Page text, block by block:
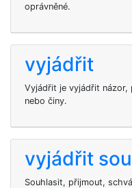
oprávněné.
vyjádřit
Vyjádřit je vyjádřit
nebo činy.
vyjádřit
Souhlasit, přijmout,